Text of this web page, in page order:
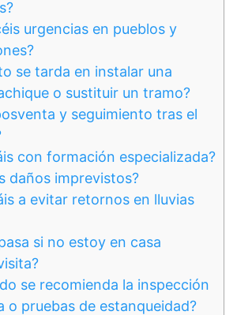
urgencias en pueblos y
se tarda en instalar una
o sustituir un tramo?
y seguimiento tras el
con formación especializada?
daños imprevistos?
a evitar retornos en lluvias
si no estoy en casa
se recomienda la inspección
o pruebas de estanqueidad?